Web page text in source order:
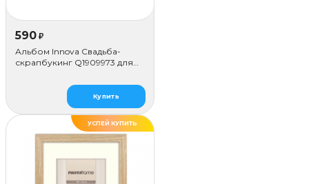
590 ₽
Альбом Innova Свадьба-
скрапбукинг Q1909973 для
Купить
УСПЕЙ КУПИТЬ